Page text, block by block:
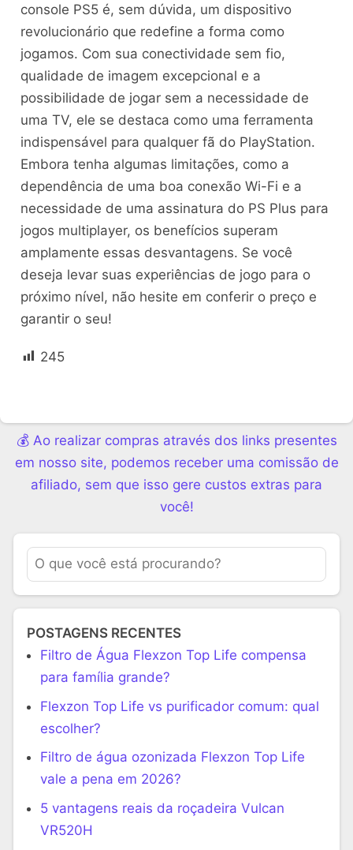
console PS5 é, sem dúvida, um dispositivo
revolucionário que redefine a forma como
jogamos. Com sua conectividade sem fio,
qualidade de imagem excepcional e a
possibilidade de jogar sem a necessidade de
uma TV, ele se destaca como uma ferramenta
indispensável para qualquer fã do PlayStation.
Embora tenha algumas limitações, como a
dependência de uma boa conexão Wi-Fi e a
necessidade de uma assinatura do PS Plus para
jogos multiplayer, os benefícios superam
amplamente essas desvantagens. Se você
deseja levar suas experiências de jogo para o
próximo nível, não hesite em conferir o preço e
garantir o seu!
245
💰 Ao realizar compras através dos links presentes
em nosso site, podemos receber uma comissão de
afiliado, sem que isso gere custos extras para
você!
POSTAGENS RECENTES
Filtro de Água Flexzon Top Life compensa
para família grande?
Flexzon Top Life vs purificador comum: qual
escolher?
Filtro de água ozonizada Flexzon Top Life
vale a pena em 2026?
5 vantagens reais da roçadeira Vulcan
VR520H